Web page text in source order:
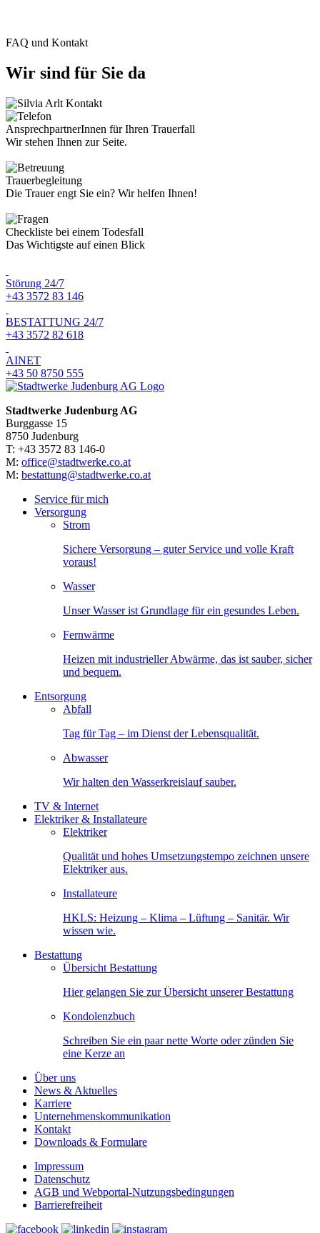
FAQ und Kontakt
Wir sind für Sie da
AnsprechpartnerInnen für Ihren Trauerfall
Wir stehen Ihnen zur Seite.
Trauerbegleitung
Die Trauer engt Sie ein? Wir helfen Ihnen!
Checkliste bei einem Todesfall
Das Wichtigste auf einen Blick
Störung 24/7
+43 3572 83 146
BESTATTUNG 24/7
+43 3572 82 618
AINET
+43 50 8750 555
Stadtwerke Judenburg AG
Burggasse 15
8750 Judenburg
T: +43 3572 83 146-0
M: office@stadtwerke.co.at
M: bestattung@stadtwerke.co.at
Service für mich
Versorgung
Strom
Sichere Versorgung – guter Service und volle Kraft
voraus!
Wasser
Unser Wasser ist Grundlage für ein gesundes Leben.
Fernwärme
Heizen mit industrieller Abwärme, das ist sauber, sicher
und bequem.
Entsorgung
Abfall
Tag für Tag – im Dienst der Lebensqualität.
Abwasser
Wir halten den Wasserkreislauf sauber.
TV & Internet
Elektriker & Installateure
Elektriker
Qualität und hohes Umsetzungstempo zeichnen unsere
Elektriker aus.
Installateure
HKLS: Heizung – Klima – Lüftung – Sanitär. Wir
wissen wie.
Bestattung
Übersicht Bestattung
Hier gelangen Sie zur Übersicht unserer Bestattung
Kondolenzbuch
Schreiben Sie ein paar nette Worte oder zünden Sie
eine Kerze an
Über uns
News & Aktuelles
Karriere
Unternehmenskommunikation
Kontakt
Downloads & Formulare
Impressum
Datenschutz
AGB und Webportal-Nutzungsbedingungen
Barrierefreiheit